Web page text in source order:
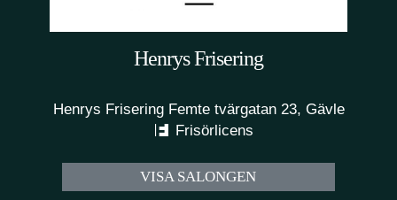
Henrys Frisering
Henrys Frisering Femte tvärgatan 23, Gävle
Frisörlicens
VISA SALONGEN